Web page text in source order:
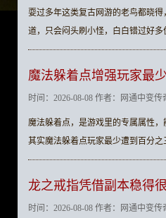
耍过多年这类复古网游的老鸟都晓
道，只会闷头刷小怪，白白错过好
魔法躲着点‌增强玩家最
时间：2026-08-08 作者：网通中变传
魔法躲着点，是游戏里的专属属性
其实魔法躲着点玩家最少遭到百分
龙之戒指凭借副本稳得
时间：2026-08-08 作者：网通中变传